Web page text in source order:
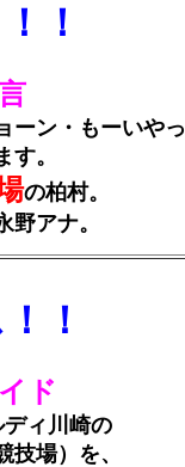
！
ン・もーいやっ
。
の柏村。
アナ。
！
ド
ィ川崎の
場）を、